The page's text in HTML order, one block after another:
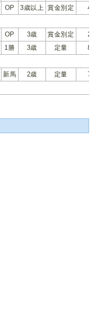
OP 3歳以上 賞金別定 4
OP 3歳 賞金別定
2
1勝 3歳 定量 8
新馬 2歳 定量 7